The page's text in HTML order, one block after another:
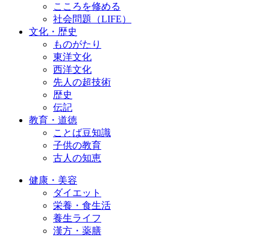
こころを修める
社会問題（LIFE）
文化・歴史
ものがたり
東洋文化
西洋文化
先人の超技術
歴史
伝記
教育・道徳
ことば豆知識
子供の教育
古人の知恵
健康・美容
ダイエット
栄養・食生活
養生ライフ
漢方・薬膳